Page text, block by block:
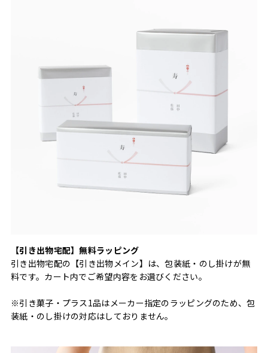
【引き出物宅配】無料ラッピング
引き出物宅配の【引き出物メイン】は、包装紙・のし掛けが無
料です。カート内でご希望内容をお選びください。
※引き菓子・プラス1品はメーカー指定のラッピングのため、包
装紙・のし掛けの対応はしておりません。